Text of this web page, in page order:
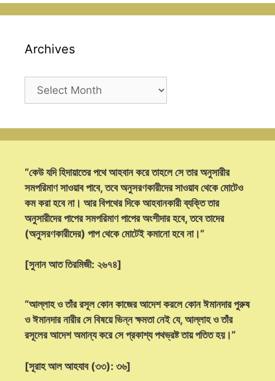
Archives
Archives
“কেউ যদি হিদায়াতের পথে আহবান করে তাহলে সে তার অনুসারীর
সমপরিমাণ সাওয়াব পাবে, তবে অনুসরণকারীদের সাওয়াব থেকে মোটেও
কম করা হবে না। আর বিপথের দিকে আহবানকারী ব্যক্তি তার
অনুসারীদের পাপের সমপরিমাণ পাপের অংশীদার হবে, তবে তাদের
(অনুসরণকারীদের) পাপ থেকে মোটেই কমানো হবে না।”
[সুনান আত তিরমিজী: ২৬৭৪]
“আল্লাহ ও তাঁর রসূল কোন কাজের আদেশ করলে কোন ঈমানদার পুরুষ
ও ঈমানদার নারীর সে বিষয়ে ভিন্ন ক্ষমতা নেই যে, আল্লাহ ও তাঁর
রসূলের আদেশ অমান্য করে সে প্রকাশ্য পথভ্রষ্ট তায় পতিত হয়।”
[সূরাহ আল আহযাব (৩৩): ৩৬]